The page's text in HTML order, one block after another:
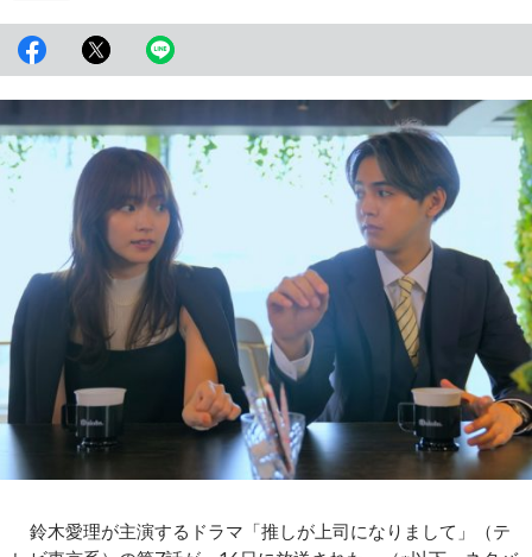
鈴木愛理が主演するドラマ「推しが上司になりまして」（テ